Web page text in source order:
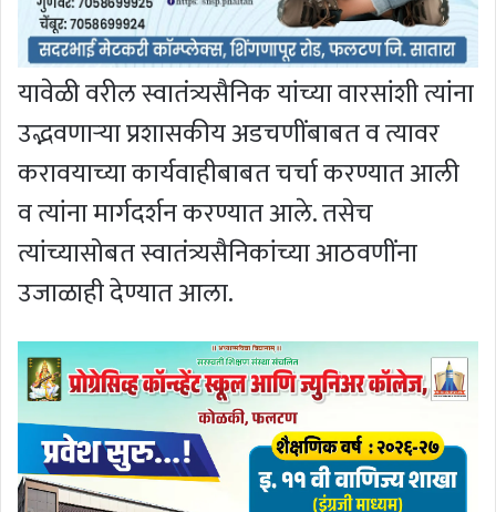
यावेळी वरील स्वातंत्र्यसैनिक यांच्या वारसांशी त्यांना
उद्भवणार्‍या प्रशासकीय अडचणींबाबत व त्यावर
करावयाच्या कार्यवाहीबाबत चर्चा करण्यात आली
व त्यांना मार्गदर्शन करण्यात आले. तसेच
त्यांच्यासोबत स्वातंत्र्यसैनिकांच्या आठवणींना
उजाळाही देण्यात आला.